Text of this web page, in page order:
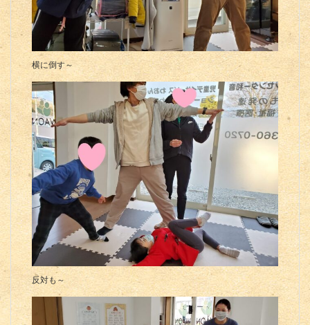
横に倒す～
反対も～